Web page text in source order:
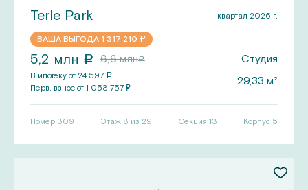
Terle Park III квартал 2026 г.
ВАША ВЫГОДА 1 317 210 a
5,2 млн a 6,6млнa Студия
В ипотеку от 24 597 a
Перв. взнос от 1 053 757 ₽ 29,33 м²
Номер 309 Этаж 8 из 29 Секция 13 Корпус 5